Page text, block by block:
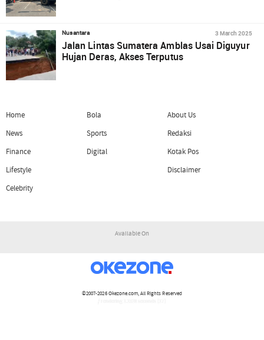
Nusantara 3 March 2025
Jalan Lintas Sumatera Amblas Usai Diguyur
Hujan Deras, Akses Terputus
Home
News
Finance
Lifestyle
Celebrity
Bola
Sports
Digital
About Us
Redaksi
Kotak Pos
Disclaimer
Available On
©2007-2026Okezone.com, All Rights Reserved